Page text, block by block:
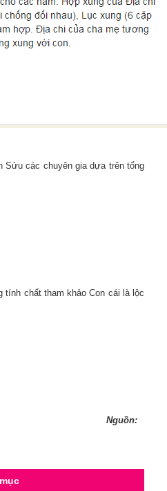
Sửu các chuyên gia dựa trên tổng
tính chất tham khảo Con cái là lộc
Nguồn: